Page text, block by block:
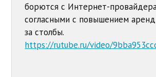
борются с Интернет-
согласными с повышением
за столбы.
https://rutube.ru/video/